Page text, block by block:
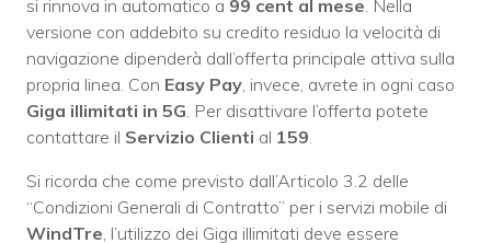
si rinnova in automatico a 99 cent al mese. Nella
versione con addebito su credito residuo la velocità di
navigazione dipenderà dall’offerta principale attiva sulla
propria linea. Con Easy Pay, invece, avrete in ogni caso
Giga illimitati in 5G. Per disattivare l’offerta potete
contattare il Servizio Clienti al 159.
Si ricorda che come previsto dall’Articolo 3.2 delle
“Condizioni Generali di Contratto” per i servizi mobile di
WindTre, l’utilizzo dei Giga illimitati deve essere